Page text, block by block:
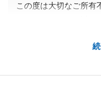
この度は大切なご所有
事項がいくつかござい
いたおかげで、スムー
来ました。